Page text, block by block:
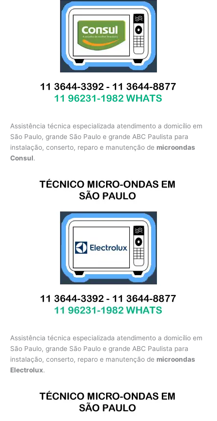
Assistência técnica especializada atendimento a domicílio em
São Paulo, grande São Paulo e grande ABC Paulista para
instalação, conserto, reparo e manutenção de microondas
Consul.
Assistência técnica especializada atendimento a domicílio em
São Paulo, grande São Paulo e grande ABC Paulista para
instalação, conserto, reparo e manutenção de microondas
Electrolux.